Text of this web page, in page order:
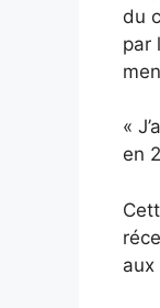
du
par
«
en
aux